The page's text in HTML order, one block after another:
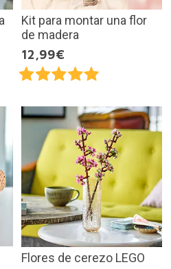
Kit para montar una flor
de madera
12,99€
Flores de cerezo LEGO